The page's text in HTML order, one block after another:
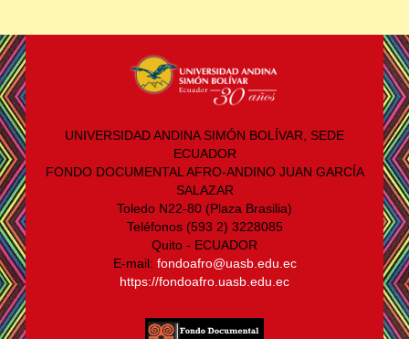
UNIVERSIDAD ANDINA SIMÓN BOLÍVAR, SEDE
ECUADOR
FONDO DOCUMENTAL AFRO-ANDINO JUAN GARCÍA
SALAZAR
Toledo N22-80 (Plaza Brasilia)
Teléfonos (593 2) 3228085
Quito - ECUADOR
E-mail: fondoafro@uasb.edu.ec
https://fondoafro.uasb.edu.ec